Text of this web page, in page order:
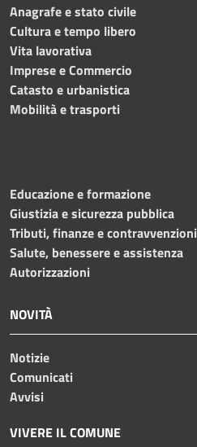
Anagrafe e stato civile
Cultura e tempo libero
Vita lavorativa
Imprese e Commercio
Catasto e urbanistica
Mobilità e trasporti
Educazione e formazione
Giustizia e sicurezza pubblica
Tributi, finanze e contravvenzioni
Salute, benessere e assistenza
Autorizzazioni
NOVITÀ
Notizie
Comunicati
Avvisi
VIVERE IL COMUNE